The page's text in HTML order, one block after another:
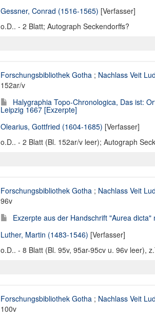
Gessner, Conrad (1516-1565) [Verfasser]
o.D.. - 2 Blatt; Autograph Seckendorffs?
Forschungsbibliothek Gotha ; Nachlass Veit
152ar/v
Halygraphia Topo-Chronologica, Das ist:
Leipzig 1667 [Exzerpte]
Olearius, Gottfried (1604-1685) [Verfasser]
o.D.. - 2 Blatt (Bl. 152ar/v leer); Autograph
Forschungsbibliothek Gotha ; Nachlass Veit
96v
Exzerpte aus der Handschrift "Aurea
Luther, Martin (1483-1546) [Verfasser]
o.D.. - 8 Blatt (Bl. 95v, 95ar-95cv u. 96v leer),
Forschungsbibliothek Gotha ; Nachlass Veit
100v